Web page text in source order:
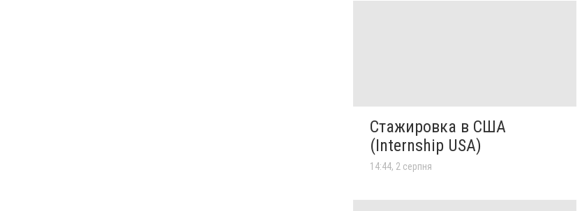
Стажировка в США
(Internship USA)
14:44, 2 серпня